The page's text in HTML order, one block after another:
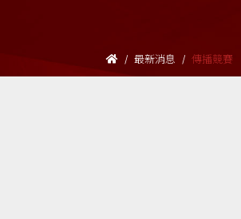
最新消息 傳播競賽